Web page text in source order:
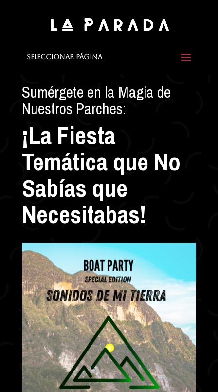
Seleccionar página
Sumérgete en la Magia de
Nuestros Parches:
¡La Fiesta
Temática que No
Sabías que
Necesitabas!